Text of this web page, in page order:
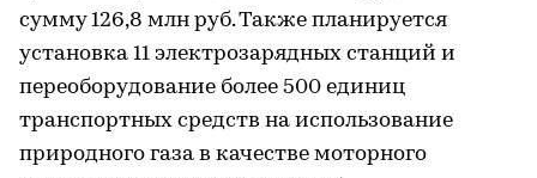
сумму 126,8 млн руб. Также планируется
установка 11 электрозарядных станций и
переоборудование более 500 единиц
транспортных средств на использование
природного газа в качестве моторного